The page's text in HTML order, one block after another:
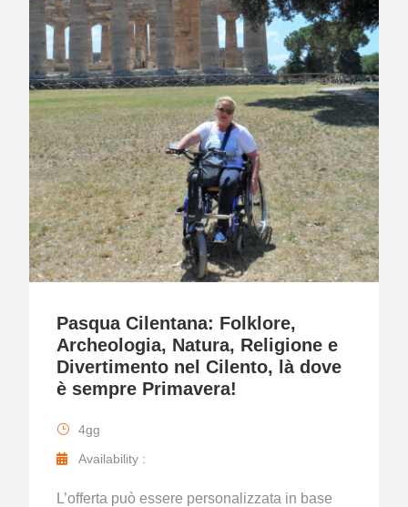
Pasqua Cilentana: Folklore,
Archeologia, Natura, Religione e
Divertimento nel Cilento, là dove
è sempre Primavera!
4gg
Availability :
L’offerta può essere personalizzata in base